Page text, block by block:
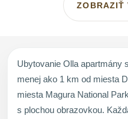
ZOBRAZIŤ
Ubytovanie Olla apartmány
menej ako 1 km od miesta
miesta Magura National
s plochou obrazovkou.